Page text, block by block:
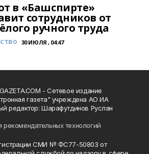
в «Башспирте»
сотрудников от
ручного труда
30 ИЮЛЯ , 04:47
- Сетевое издание
газета" учреждена АО ИА
редактор: Шарафутдинов Руслан
технологий
СМИ № ФС77-50803 от